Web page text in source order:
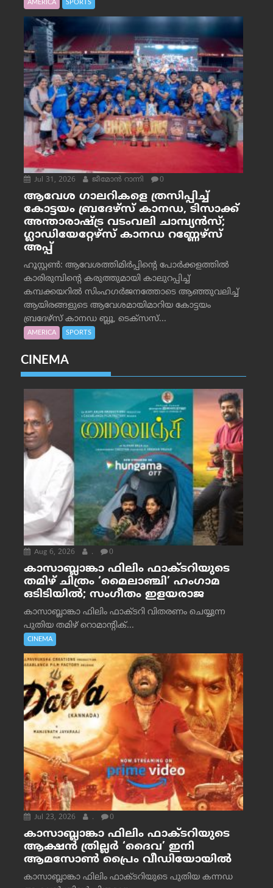
AMERICA SPORTS
Jul 31, 2026 ജീമോന്‍ റാന്നി 0
ആവേശ ഗാലറികളെ ത്രസിപ്പിച്ച്
കോട്ടയം ബ്രദേഴ്‌സ് കാനഡ, ടിസാക്ക്
അന്താരാഷ്ട്ര വടംവലി ചാമ്പ്യന്‍സ്;
ഗ്ലാഡിയേറ്റേഴ്‌സ് കാനഡ റണ്ണേഴ്‌സ്
അപ്പ്
ഹൂസ്റ്റണ്‍: ആവേശത്തിമിര്‍പ്പിന്റെ പോര്‍ക്കളത്തില്‍
കാരിരുമ്പിന്റെ കരുത്തുമായി കാലുറപ്പിച്ച്
കമ്പക്കയറില്‍ സിംഹഗര്‍ജനത്തോടെ ആഞ്ഞുവലിച്ച്
ആയിരങ്ങളുടെ ആവേശമായിമാറിയ കോട്ടയം
ബ്രദേഴ്‌സ് കാനഡ ബ്ലൂ, ടെക്‌സസ്...
AMERICA SPORTS
CINEMA
Aug 6, 2026 . 0
കാസാബ്ലാങ്കാ ഫിലിം ഫാക്ടറിയുടെ
തമിഴ് ചിത്രം ‘മൈലാഞ്ചി’ ഹംഗാമ
ഒടിടിയിൽ; സംഗീതം ഇളയരാജ
കാസാബ്ലാങ്കാ ഫിലിം ഫാക്ടറി വിതരണം ചെയ്യുന്ന
പുതിയ തമിഴ് റൊമാന്റിക്...
CINEMA
Jul 23, 2026 . 0
കാസാബ്ലാങ്കാ ഫിലിം ഫാക്ടറിയുടെ
ആക്ഷൻ ത്രില്ലർ ‘ദൈവ’ ഇനി
ആമസോൺ പ്രൈം വീഡിയോയിൽ
കാസാബ്ലാങ്കാ ഫിലിം ഫാക്ടറിയുടെ പുതിയ കന്നഡ